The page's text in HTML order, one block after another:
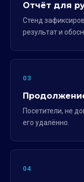
Отчёт для
Стенд
результат и
03
Посетители, не
его удалённо.
04